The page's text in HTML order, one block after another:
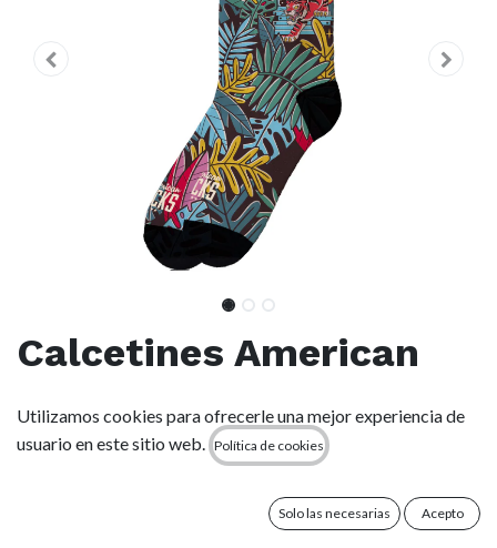
Calcetines American
Socks - Guardians Gate
(0 reseña)
Dos tamaños para un ajuste Perfecto
Diseñados para la Acción y Comfort
Utilizamos cookies para ofrecerle una mejor experiencia de
usuario en este sitio web.
Política de cookies
Solo las necesarias Acepto